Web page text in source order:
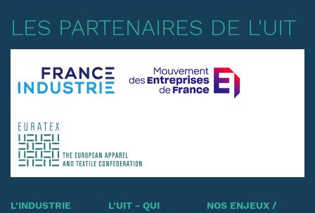
LES PARTENAIRES DE L'UIT
L'INDUSTRIE
L'UIT - QUI
NOS ENJEUX /